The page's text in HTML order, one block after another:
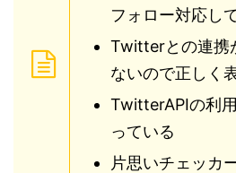
フォロー対応し
Twitterとの連携
ないので正しく
TwitterAPIの利
っている
片思いチェッカ